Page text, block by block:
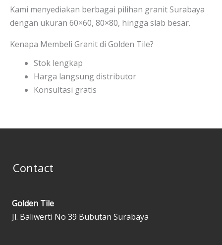
Kami menyediakan berbagai pilihan granit Surabaya
dengan ukuran 60×60, 80×80, hingga slab besar.
Kenapa Membeli Granit di Golden Tile?
Stok lengkap
Harga langsung distributor
Konsultasi gratis
Contact
Golden Tile
Jl. Baliwerti No 39 Bubutan Surabaya